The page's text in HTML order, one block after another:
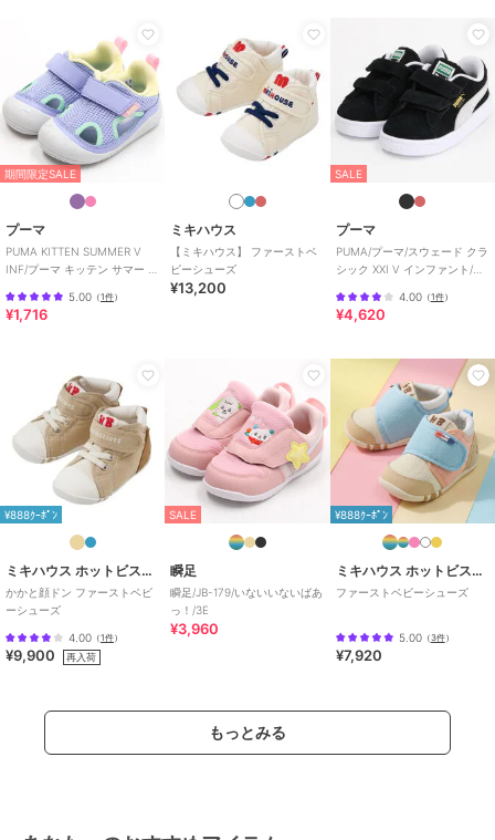
子どもたちには毎日ごきげんに、楽しく健やかに 過ごしてほしいか
お子さまのための良いものづくりを大切にしています。
男の子も女の子も子どもらしく、おしゃれに可愛く着られるアイテム
がいっぱい。
赤ちゃんからキッズまでの子ども服・ベビー服・ベビー用品等を幅広
くご用意しています。
春夏秋冬の季節に合わせた、ご出産祝いやプレゼント、ギフトもおす
すめです。
★商品のお気に入り登録
登録すると、完売しても再入荷時に通知を受け取ることができます。
★ブランドのお気に入り登録
この商品は無料ギフトサービスの対象商品です
>>無料ギフトサービスについての詳細はこちら
ブランド ミキハウス ホットビスケッツ
ショップ ミキハウス ホットビスケッツ
商品カテゴリ ベビーシューズ
ューズ
性別タイプ
ガールズ
ベビーシューズ
ファーストシ
カラー マルチカラー、黄
期間限定SALE
プーマ
PUMA KITTEN SUMMER V
INF/プーマ キッテン サマー V
5.00 （1件）
¥1,716
ミキハウス
【ミキハウス】 ファーストベ
ビーシューズ
¥13,200
SALE
プーマ
PUMA/プーマ/スウェード クラ
シック XXI V インファント/ベ
4.00（1件）
¥4,620
¥888ｸｰﾎﾟﾝ
ミキハウス ホットビスケッツ
かかと顔ドン ファーストベビ
ーシューズ
4.00 （1件）
¥9,900 再入荷
SALE
瞬足
瞬足/JB-179/いないいないばあ
っ！/3E
¥3,960
¥888ｸｰﾎﾟﾝ
ミキハウス ホットビスケッツ
ファーストベビーシューズ
5.00（3件）
¥7,920
もっとみる